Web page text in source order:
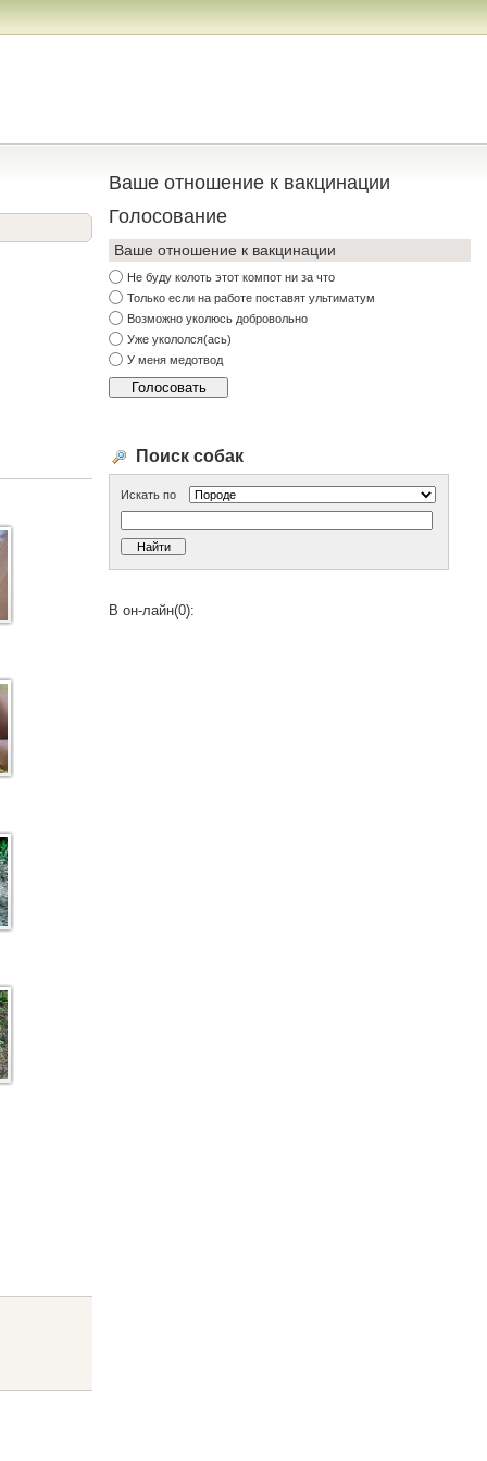
Ваше отношение к вакцинации
Голосование
Ваше отношение к вакцинации
Не буду колоть этот компот ни за что
Только если на работе поставят ультиматум
Возможно уколюсь добровольно
Уже укололся(ась)
У меня медотвод
Поиск собак
Искать по
В он-лайн(0):